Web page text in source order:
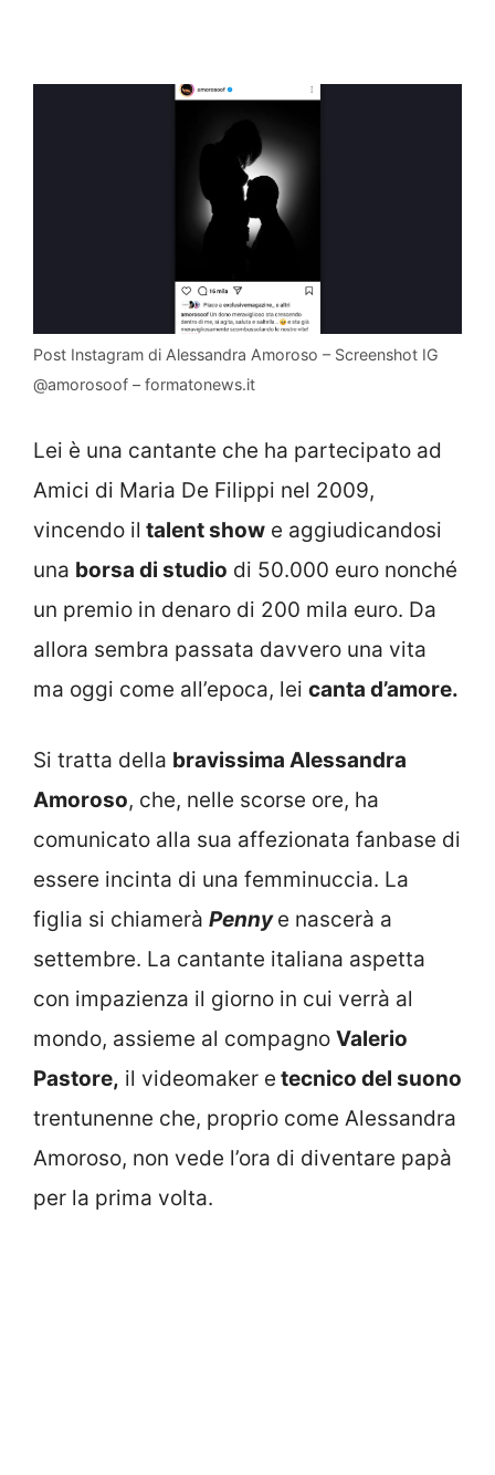
Post Instagram di Alessandra Amoroso – Screenshot IG
@amorosoof – formatonews.it
Lei è una cantante che ha partecipato ad
Amici di Maria De Filippi nel 2009,
vincendo il talent show e aggiudicandosi
una borsa di studio di 50.000 euro nonché
un premio in denaro di 200 mila euro. Da
allora sembra passata davvero una vita
ma oggi come all’epoca, lei canta d’amore.
Si tratta della bravissima Alessandra
Amoroso, che, nelle scorse ore, ha
comunicato alla sua affezionata fanbase di
essere incinta di una femminuccia. La
figlia si chiamerà Penny e nascerà a
settembre. La cantante italiana aspetta
con impazienza il giorno in cui verrà al
mondo, assieme al compagno Valerio
Pastore, il videomaker e tecnico del suono
trentunenne che, proprio come Alessandra
Amoroso, non vede l’ora di diventare papà
per la prima volta.